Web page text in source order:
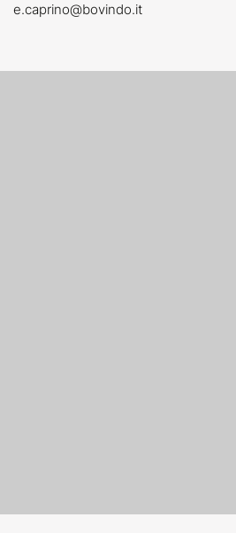
e.caprino@bovindo.it